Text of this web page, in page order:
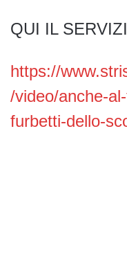
QUI IL
https://
/video/anche-
furbetti-dello-